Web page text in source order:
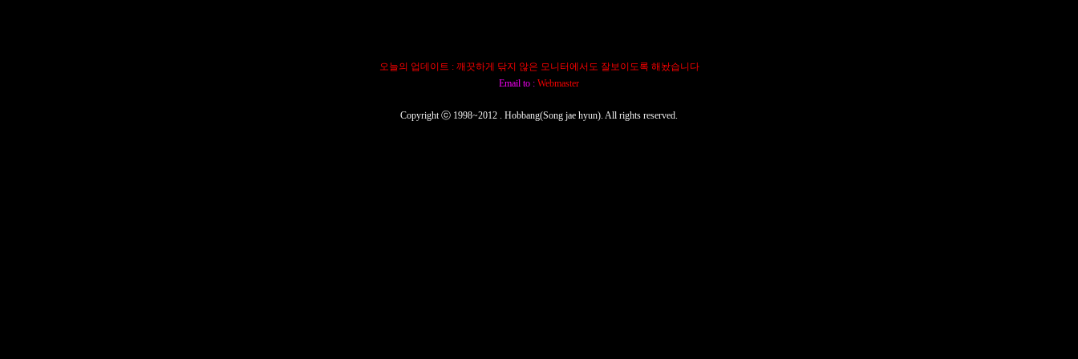
오늘의 업데이트 : 깨끗하게 닦지 않은 모니터에서도 잘보이도록 해놨습니다
Email to : Webmaster
Copyright ⓒ 1998~2012 . Hobbang(Song jae hyun). All rights reserved.